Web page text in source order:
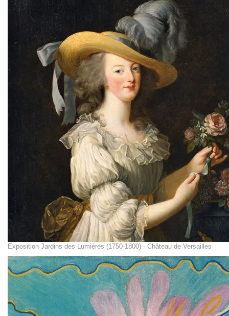
Exposition Jardins des Lumières (1750-1800) - Château de Versailles